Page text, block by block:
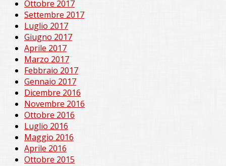
Ottobre 2017
Settembre 2017
Luglio 2017
Giugno 2017
Aprile 2017
Marzo 2017
Febbraio 2017
Gennaio 2017
Dicembre 2016
Novembre 2016
Ottobre 2016
Luglio 2016
Maggio 2016
Aprile 2016
Ottobre 2015